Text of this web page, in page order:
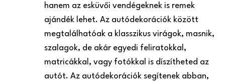
hanem az esküvői vendégeknek is remek
ajándék lehet. Az autódekorációk között
megtalálhatóak a klasszikus virágok, masnik,
szalagok, de akár egyedi feliratokkal,
matricákkal, vagy fotókkal is díszítheted az
autót. Az autódekorációk segítenek abban,